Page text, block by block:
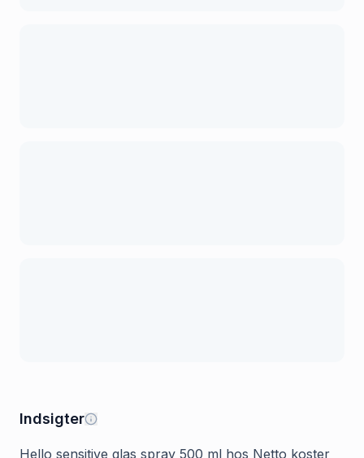
Indsigter
Hello sensitive glas spray 500 ml hos Netto koster